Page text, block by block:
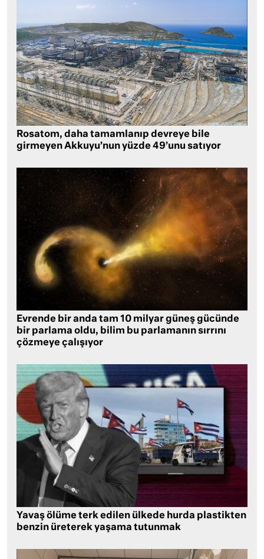
Rosatom, daha tamamlanıp devreye bile
girmeyen Akkuyu’nun yüzde 49’unu satıyor
Evrende bir anda tam 10 milyar güneş gücünde
bir parlama oldu, bilim bu parlamanın sırrını
çözmeye çalışıyor
Yavaş ölüme terk edilen ülkede hurda plastikten
benzin üreterek yaşama tutunmak